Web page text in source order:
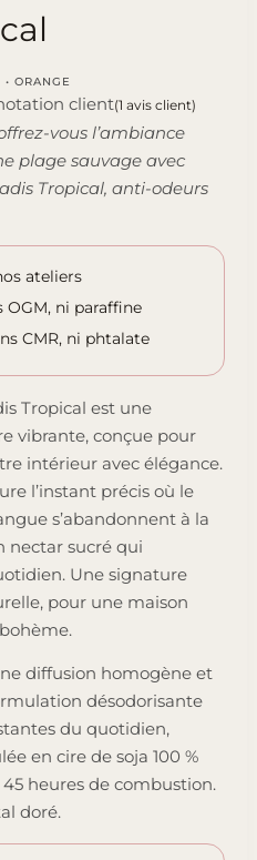
ORANGE
client(1 avis client)
vous l’ambiance
plage sauvage avec
Tropical, anti-odeurs
ateliers
OGM, ni paraffine
CMR, ni phtalate
Tropical est une
vibrante, conçue pour
intérieur avec élégance.
l’instant précis où le
s’abandonnent à la
nectar sucré qui
Une signature
pour une maison
diffusion homogène et
désodorisante
du quotidien,
en cire de soja 100 %
heures de combustion.
doré.